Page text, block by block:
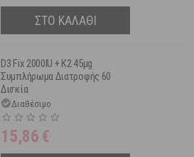
ΣΤΟ ΚΑΛΑΘΙ
D3 Fix 2000IU + K2 45μg
Συμπλήρωμα Διατροφής 60
Δισκία
Διαθέσιμο
15,86 €